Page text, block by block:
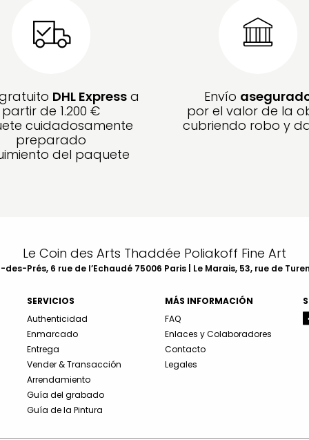
DHL Express a
partir de 1.200 €
cuidadosamente
preparado
del paquete
Envío
por el valor de la
cubriendo robo y
Le Coin des Arts Thaddée Poliakoff Fine Art
Prés, 6 rue de l’Echaudé 75006 Paris | Le Marais, 53, rue de
SERVICIOS
Authenticidad
Enmarcado
Entrega
Vender & Transacción
Arrendamiento
Guía del grabado
Guía de la Pintura
MÁS INFORMACIÓN
FAQ
Enlaces y Colaboradores
Contacto
Legales